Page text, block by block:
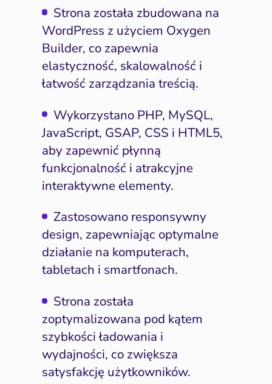
i budowanie popytu
i pozycjonowanie
Strona i konwersja
Pomiar i atrybucja
CRM i obsługa leadów
Ryzyko i zgodność
Analityka i atrybucja
i kontrola ryzyka
Content marketing
E-mail marketing
HubSpot
automation i CRM
Outsourcing IT
Software House
Napraw utratę
Strona została zbudowana na
WordPress z użyciem Oxygen
Builder, co zapewnia
elastyczność, skalowalność i
łatwość zarządzania treścią.
Wykorzystano PHP, MySQL,
JavaScript, GSAP, CSS i HTML5,
aby zapewnić płynną
funkcjonalność i atrakcyjne
interaktywne elementy.
Zastosowano responsywny
design, zapewniając optymalne
działanie na komputerach,
tabletach i smartfonach.
Strona została
zoptymalizowana pod kątem
szybkości ładowania i
wydajności, co zwiększa
satysfakcję użytkowników.